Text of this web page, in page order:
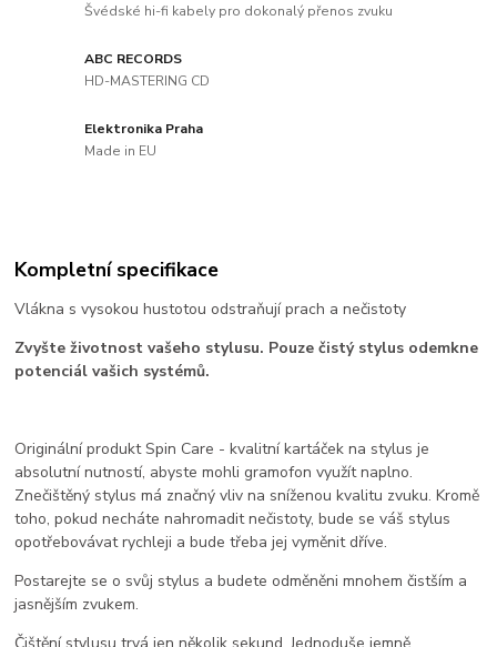
Švédské hi-fi kabely pro dokonalý přenos zvuku
ABC RECORDS
HD-MASTERING CD
Elektronika Praha
Made in EU
Kompletní specifikace
Vlákna s vysokou hustotou odstraňují prach a nečistoty
Zvyšte životnost vašeho stylusu. Pouze čistý stylus odemkne
potenciál vašich systémů.
Originální produkt Spin Care - kvalitní kartáček na stylus je
absolutní nutností, abyste mohli gramofon využít naplno.
Znečištěný stylus má značný vliv na sníženou kvalitu zvuku. Kromě
toho, pokud necháte nahromadit nečistoty, bude se váš stylus
opotřebovávat rychleji a bude třeba jej vyměnit dříve.
Postarejte se o svůj stylus a budete odměněni mnohem čistším a
jasnějším zvukem.